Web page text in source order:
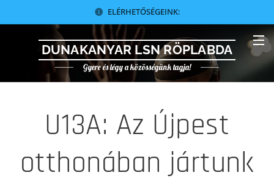
ELÉRHETŐSÉGEINK:
DUNAKANYAR LSN RÖPLABDA
Gyere és légy a közösségünk tagja!
U13A: Az Újpest
otthonában jártunk